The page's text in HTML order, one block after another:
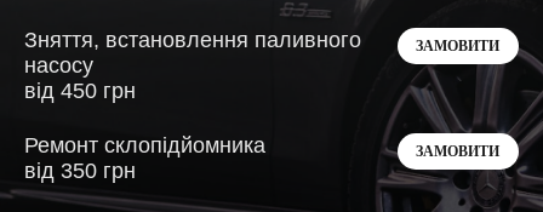
Зняття, встановлення паливного
насосу
від 450 грн
ЗАМОВИТИ
Ремонт склопідйомника
від 350 грн
ЗАМОВИТИ